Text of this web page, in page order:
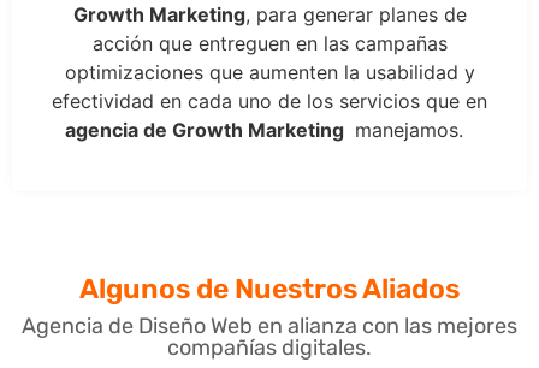
Growth Marketing, para generar planes de
acción que entreguen en las campañas
optimizaciones que aumenten la usabilidad y
efectividad en cada uno de los servicios que en
agencia de Growth Marketing manejamos.
Algunos de Nuestros Aliados
Agencia de Diseño Web en alianza con las mejores
compañías digitales.